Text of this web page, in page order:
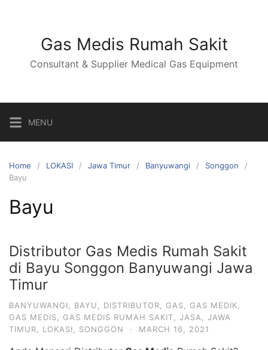
Gas Medis Rumah Sakit
Consultant & Supplier Medical Gas Equipment
MENU
Home LOKASI Jawa Timur Banyuwangi
Songgon
Bayu
Bayu
Distributor Gas Medis Rumah Sakit
di Bayu Songgon Banyuwangi Jawa
Timur
BANYUWANGI BAYU DISTRIBUTOR GAS GAS MEDIK
GAS MEDIS
GAS MEDIS RUMAH SAKIT JASA
JAWA
TIMUR
LOKASI SONGGON · MARCH 16, 2021